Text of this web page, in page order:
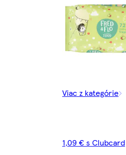
Viac z kategórie
1,09 € s Clubcard